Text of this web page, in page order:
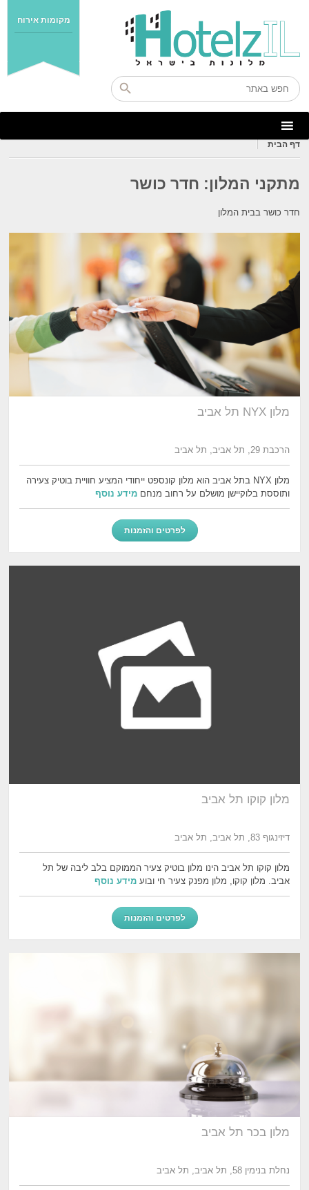
מקומות אירוח
דף הבית
מתקני המלון: חדר כושר
חדר כושר בבית המלון
מלון NYX תל אביב
הרכבת 29, תל אביב, תל אביב
מלון NYX בתל אביב הוא מלון קונספט ייחודי המציע חוויית בוטיק צעירה
ותוססת בלוקיישן מושלם על רחוב מנחםמידע נוסף
לפרטים והזמנות
מלון קוקו תל אביב
דיזינגוף 83, תל אביב, תל אביב
מלון קוקו תל אביב הינו מלון בוטיק צעיר הממוקם בלב ליבה של תל
אביב. מלון קוקו, מלון מפנק צעיר חי ובועמידע נוסף
לפרטים והזמנות
מלון בכר תל אביב
נחלת בנימין 58, תל אביב, תל אביב